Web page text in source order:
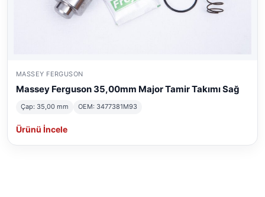
MASSEY FERGUSON
Massey Ferguson 35,00mm Major Tamir Takımı Sağ
Çap: 35,00 mm OEM: 3477381M93
Ürünü İncele